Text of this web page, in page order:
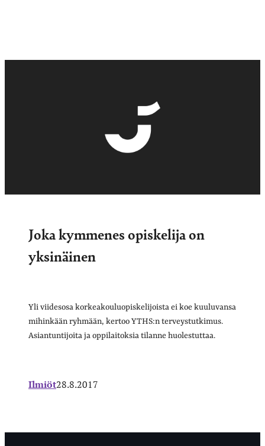
Joka kymmenes opiskelija on
yksinäinen
Yli viidesosa korkeakouluopiskelijoista ei koe kuuluvansa
mihinkään ryhmään, kertoo YTHS:n terveystutkimus.
Asiantuntijoita ja oppilaitoksia tilanne huolestuttaa.
Ilmiöt28.8.2017